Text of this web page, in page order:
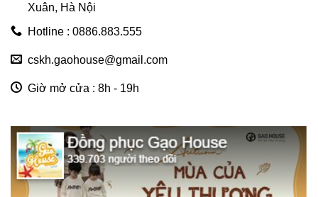
Xuân, Hà Nội
Hotline : 0886.883.555
cskh.gaohouse@gmail.com
Giờ mở cửa : 8h - 19h